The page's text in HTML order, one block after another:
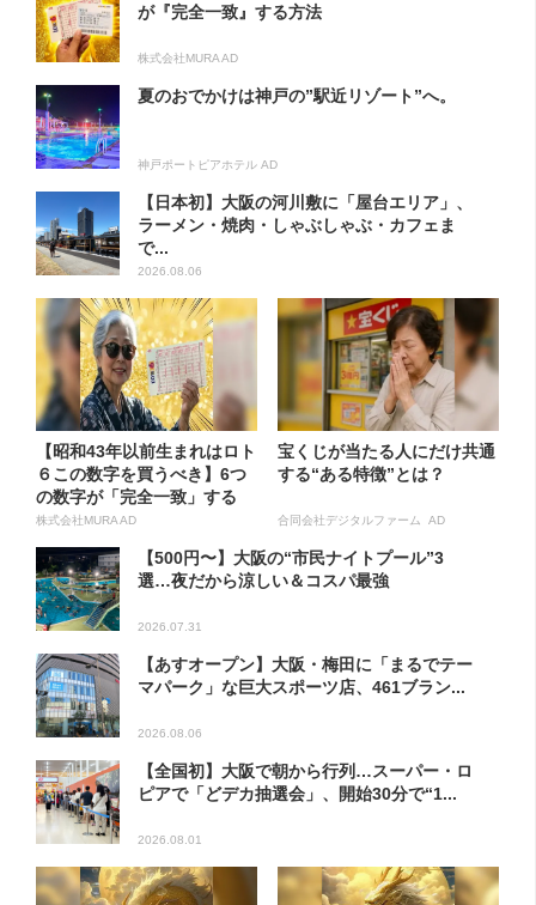
が『完全一致』する方法
株式会社MURA AD
夏のおでかけは神戸の”駅近リゾート”へ。
神戸ポートピアホテル AD
【日本初】大阪の河川敷に「屋台エリア」、
ラーメン・焼肉・しゃぶしゃぶ・カフェま
で...
2026.08.06
【昭和43年以前生まれはロト
６この数字を買うべき】6つ
の数字が「完全一致」する
方...
株式会社MURA AD
宝くじが当たる人にだけ共通
する“ある特徴”とは？
合同会社デジタルファーム AD
【500円〜】大阪の“市民ナイトプール”3
選…夜だから涼しい＆コスパ最強
2026.07.31
【あすオープン】大阪・梅田に「まるでテー
マパーク」な巨大スポーツ店、461ブラン...
2026.08.06
【全国初】大阪で朝から行列…スーパー・ロ
ピアで「どデカ抽選会」、開始30分で“1...
2026.08.01